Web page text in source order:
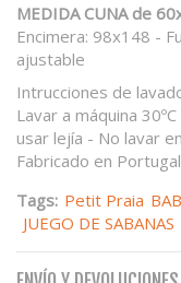
MEDIDA CUNA de
Encimera: 98x148 -
ajustable
Intrucciones de
Lavar a máquina
usar lejía - No lavar
Fabricado en Portugal
Tags: Petit Praia
JUEGO DE SABANAS